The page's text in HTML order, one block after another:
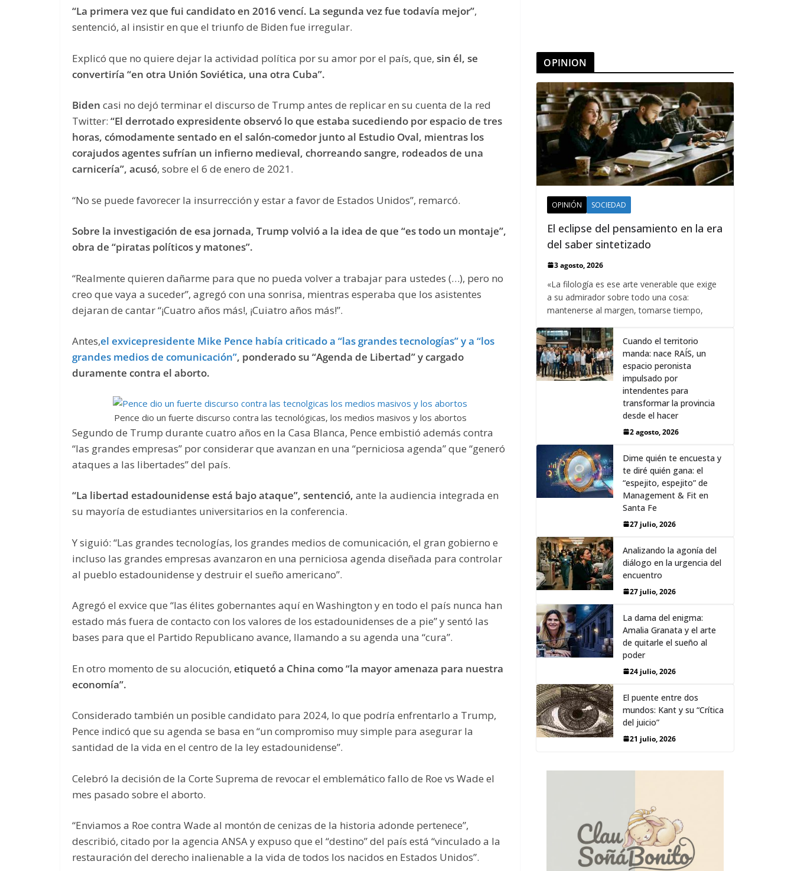
“La primera vez que fui candidato en 2016 vencí. La segunda vez fue todavía mejor”,
sentenció, al insistir en que el triunfo de Biden fue irregular.
Explicó que no quiere dejar la actividad política por su amor por el país, que, sin él, se
convertiría “en otra Unión Soviética, una otra Cuba”.
Biden casi no dejó terminar el discurso de Trump antes de replicar en su cuenta de la red
Twitter: “El derrotado expresidente observó lo que estaba sucediendo por espacio de tres
horas, cómodamente sentado en el salón-comedor junto al Estudio Oval, mientras los
corajudos agentes sufrían un infierno medieval, chorreando sangre, rodeados de una
carnicería”, acusó, sobre el 6 de enero de 2021.
“No se puede favorecer la insurrección y estar a favor de Estados Unidos”, remarcó.
Sobre la investigación de esa jornada, Trump volvió a la idea de que “es todo un montaje”,
obra de “piratas políticos y matones”.
“Realmente quieren dañarme para que no pueda volver a trabajar para ustedes (…), pero no
creo que vaya a suceder”, agregó con una sonrisa, mientras esperaba que los asistentes
dejaran de cantar “¡Cuatro años más!, ¡Cuiatro años más!”.
Antes,el exvicepresidente Mike Pence había criticado a “las grandes tecnologías” y a “los
grandes medios de comunicación”, ponderado su “Agenda de Libertad” y cargado
duramente contra el aborto.
Pence dio un fuerte discurso contra las tecnológicas, los medios masivos y los abortos
Segundo de Trump durante cuatro años en la Casa Blanca, Pence embistió además contra
“las grandes empresas” por considerar que avanzan en una “perniciosa agenda” que “generó
ataques a las libertades” del país.
“La libertad estadounidense está bajo ataque”, sentenció, ante la audiencia integrada en
su mayoría de estudiantes universitarios en la conferencia.
Y siguió: “Las grandes tecnologías, los grandes medios de comunicación, el gran gobierno e
incluso las grandes empresas avanzaron en una perniciosa agenda diseñada para controlar
al pueblo estadounidense y destruir el sueño americano”.
Agregó el exvice que “las élites gobernantes aquí en Washington y en todo el país nunca han
estado más fuera de contacto con los valores de los estadounidenses de a pie” y sentó las
bases para que el Partido Republicano avance, llamando a su agenda una “cura”.
En otro momento de su alocución, etiquetó a China como “la mayor amenaza para nuestra
economía”.
Considerado también un posible candidato para 2024, lo que podría enfrentarlo a Trump,
Pence indicó que su agenda se basa en “un compromiso muy simple para asegurar la
santidad de la vida en el centro de la ley estadounidense”.
Celebró la decisión de la Corte Suprema de revocar el emblemático fallo de Roe vs Wade el
mes pasado sobre el aborto.
“Enviamos a Roe contra Wade al montón de cenizas de la historia adonde pertenece”,
describió, citado por la agencia ANSA y expuso que el “destino” del país está “vinculado a la
restauración del derecho inalienable a la vida de todos los nacidos en Estados Unidos”.
OPINION
OPINIÓN SOCIEDAD
El eclipse del pensamiento en la era
del saber sintetizado
3 agosto, 2026
«La filología es ese arte venerable que exige
a su admirador sobre todo una cosa:
mantenerse al margen, tomarse tiempo,
Cuando el territorio
manda: nace RAÍS, un
espacio peronista
impulsado por
intendentes para
transformar la provincia
desde el hacer
2 agosto, 2026
Dime quién te encuesta y
te diré quién gana: el
“espejito, espejito” de
Management & Fit en
Santa Fe
27 julio, 2026
Analizando la agonía del
diálogo en la urgencia del
encuentro
27 julio, 2026
La dama del enigma:
Amalia Granata y el arte
de quitarle el sueño al
poder
24 julio, 2026
El puente entre dos
mundos: Kant y su “Crítica
del juicio”
21 julio, 2026